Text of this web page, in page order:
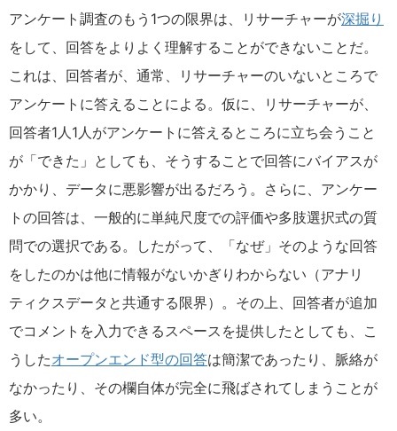
アンケート調査のもう1つの限界は、リサーチャーが深掘り
をして、回答をよりよく理解することができないことだ。
これは、回答者が、通常、リサーチャーのいないところで
アンケートに答えることによる。仮に、リサーチャーが、
回答者1人1人がアンケートに答えるところに立ち会うこと
が「できた」としても、そうすることで回答にバイアスが
かかり、データに悪影響が出るだろう。さらに、アンケー
トの回答は、一般的に単純尺度での評価や多肢選択式の質
問での選択である。したがって、「なぜ」そのような回答
をしたのかは他に情報がないかぎりわからない（アナリ
ティクスデータと共通する限界）。その上、回答者が追加
でコメントを入力できるスペースを提供したとしても、こ
うしたオープンエンド型の回答は簡潔であったり、脈絡が
なかったり、その欄自体が完全に飛ばされてしまうことが
多い。